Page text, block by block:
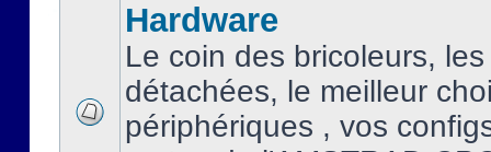
Hardware
Le coin des bricoleurs,
détachées, le meilleur
périphériques , vos